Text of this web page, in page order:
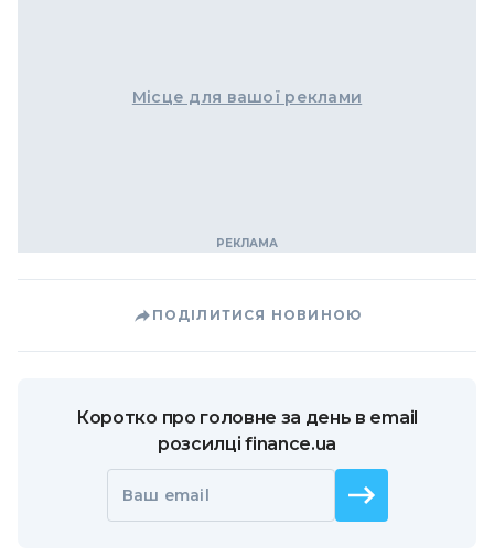
Місце для вашої реклами
ПОДІЛИТИСЯ НОВИНОЮ
Коротко про головне за день в email
розсилці finance.ua
Ваш email